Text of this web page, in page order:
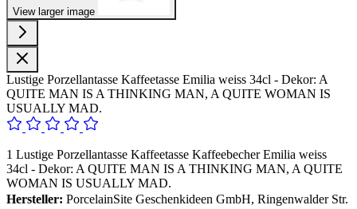
View larger image
Lustige Porzellantasse Kaffeetasse Emilia weiss 34cl - Dekor: A
QUITE MAN IS A THINKING MAN, A QUITE WOMAN IS
USUALLY MAD.
1 Lustige Porzellantasse Kaffeetasse Kaffeebecher Emilia weiss
34cl - Dekor: A QUITE MAN IS A THINKING MAN, A QUITE
WOMAN IS USUALLY MAD.
Hersteller: PorcelainSite Geschenkideen GmbH, Ringenwalder Str.